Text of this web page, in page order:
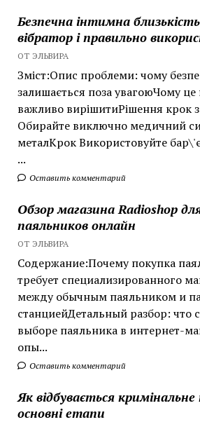
Безпечна інтимна
вібратор і правильно
ОТ ЭЛЬВИРА
Зміст:Опис проблеми: чому
залишається поза увагоюЧому це
важливо вирішитиРішення крок
Обирайте виключно медичний
металКрок Використовуйте
...
Оставить комментарий
Обзор магазина Radioshop
паяльников онлайн
ОТ ЭЛЬВИРА
Содержание:Почему покупка
требует специализированного
между обычным паяльником и
станциейДетальный разбор: что
выборе паяльника в интернет-
опы...
Оставить комментарий
Як відбувається
основні етапи